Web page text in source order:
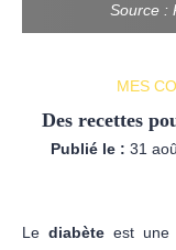
Source :
MES
Des recettes
Publié le : 31
Le diabèteest une